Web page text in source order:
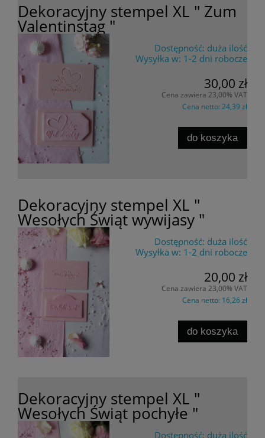
Dekoracyjny stempel XL " Zum
Valentinstag "
Dostępność: duża ilość
Wysyłka w: 1-2 dni robocze
30,00 zł
Cena zawiera 23,00% VAT
Cena netto: 24,39 zł
do koszyka
Dekoracyjny stempel XL "
Wesołych Świąt wywijasy "
Dostępność: duża ilość
Wysyłka w: 1-2 dni robocze
20,00 zł
Cena zawiera 23,00% VAT
Cena netto: 16,26 zł
do koszyka
Dekoracyjny stempel XL "
Wesołych Świąt pochyłe "
Dostępność: duża ilość